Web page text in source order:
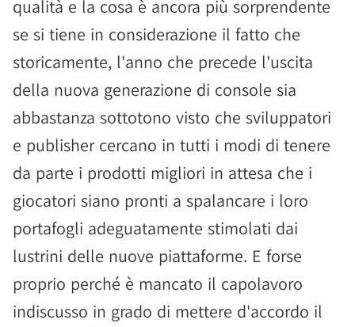
qualità e la cosa è ancora più sorprendente
se si tiene in considerazione il fatto che
storicamente, l'anno che precede l'uscita
della nuova generazione di console sia
abbastanza sottotono visto che sviluppatori
e publisher cercano in tutti i modi di tenere
da parte i prodotti migliori in attesa che i
giocatori siano pronti a spalancare i loro
portafogli adeguatamente stimolati dai
lustrini delle nuove piattaforme. E forse
proprio perché è mancato il capolavoro
indiscusso in grado di mettere d'accordo il